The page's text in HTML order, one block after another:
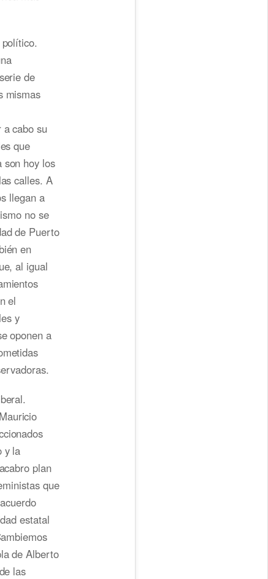
de
mismas
cabo su
que
son hoy los
calles. A
llegan a
no se
de Puerto
en
al igual
el
y
oponen a
y la
plan
que
estatal
de Alberto
las